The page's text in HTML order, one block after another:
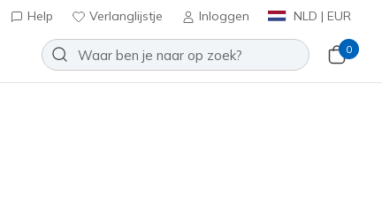
Help Verlanglijstje Inloggen NLD | EUR
0